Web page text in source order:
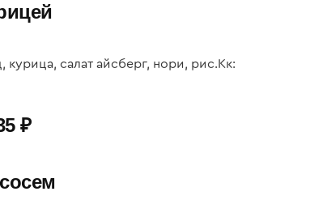
курица, салат айсберг, нори, рис.Кк:
₽